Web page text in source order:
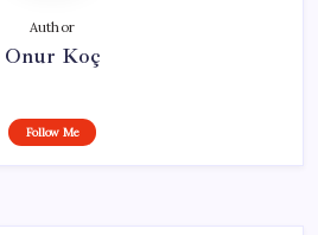
Author
Onur Koç
Follow Me